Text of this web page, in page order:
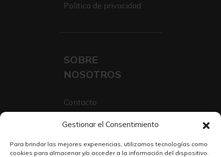
Gestionar el Consentimiento
Para brindar las mejores experiencias, utilizamos tecnologías como
cookies para almacenar y/o acceder a la información del dispositivo.
Politica de privacidad
SOBRE
NOSOTROS
Contacto